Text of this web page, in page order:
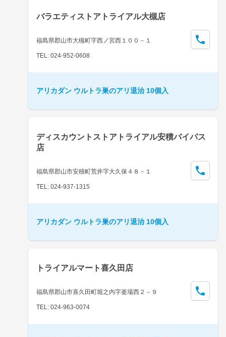
バラエティストアトライアル大槻店
福島県郡山市大槻町字西ノ宮西１００－１
TEL: 024-952-0608
アリカダン ウルトラ巣のアリ退治 10個入
ディスカウントストアトライアル安積バイパス
店
福島県郡山市安積町荒井字大久保４８－１
TEL: 024-937-1315
アリカダン ウルトラ巣のアリ退治 10個入
トライアルマート喜久田店
福島県郡山市喜久田町堀之内字釜場西２－９
TEL: 024-963-0074